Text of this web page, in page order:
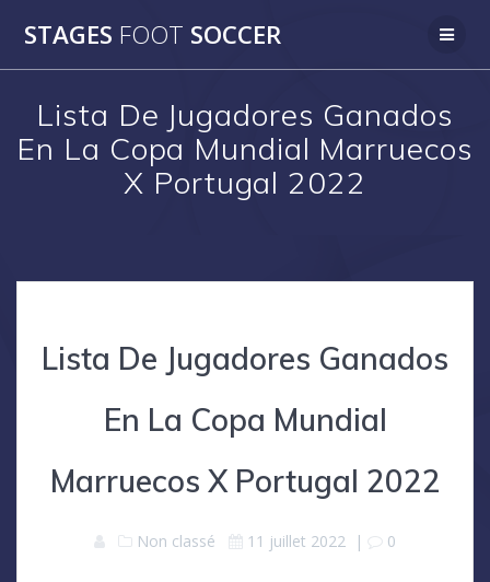
to
STAGES FOOT SOCCER
Lista De Jugadores Ganados
En La Copa Mundial Marruecos
X Portugal 2022
Lista De Jugadores Ganados
En La Copa Mundial
Marruecos X Portugal 2022
Non classé 11 juillet 2022 | 0